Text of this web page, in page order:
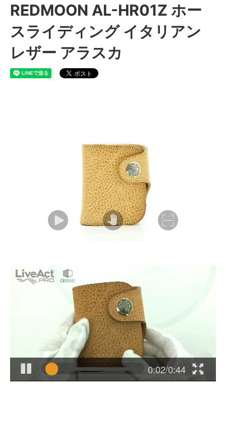
REDMOON AL-HR01Z ホー
スライディング イタリアン
レザー アラスカ